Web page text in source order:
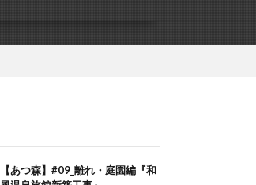
【あつ森】#09_離れ・庭園編『和